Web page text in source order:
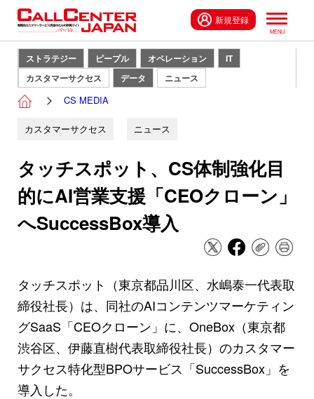
新規登録
ストラテジー ピープル オペレーション
IT
カスタマーサクセス
データ ニュース
CS MEDIA
カスタマーサクセス ニュース
タッチスポット、CS体制強化目
的にAI営業支援「CEOクローン」
へSuccessBox導入
タッチスポット（東京都品川区、水嶋泰一代表取
締役社長）は、同社のAIコンテンツマーケティン
グSaaS「CEOクローン」に、OneBox（東京都
渋谷区、伊藤直樹代表取締役社長）のカスタマー
サクセス特化型BPOサービス「SuccessBox」を
導入した。